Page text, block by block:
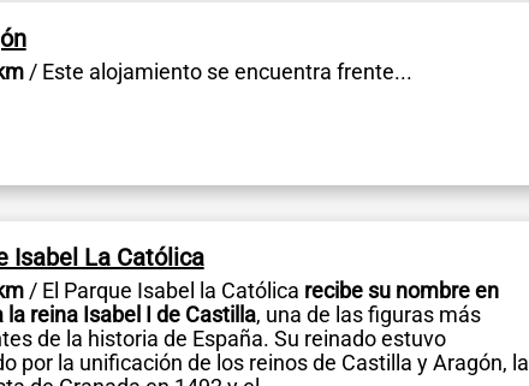
/ Este alojamiento se encuentra frente...
Isabel La Católica
/ El Parque Isabel la Católica recibe su nombre en
la reina Isabel I de Castilla, una de las figuras más
de la historia de España. Su reinado estuvo
por la unificación de los reinos de Castilla y Aragón, la